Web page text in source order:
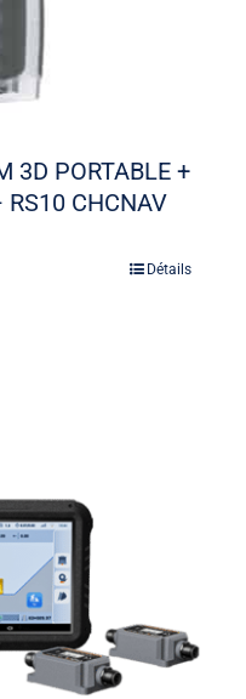
3D PORTABLE +
RS10 CHCNAV
Détails